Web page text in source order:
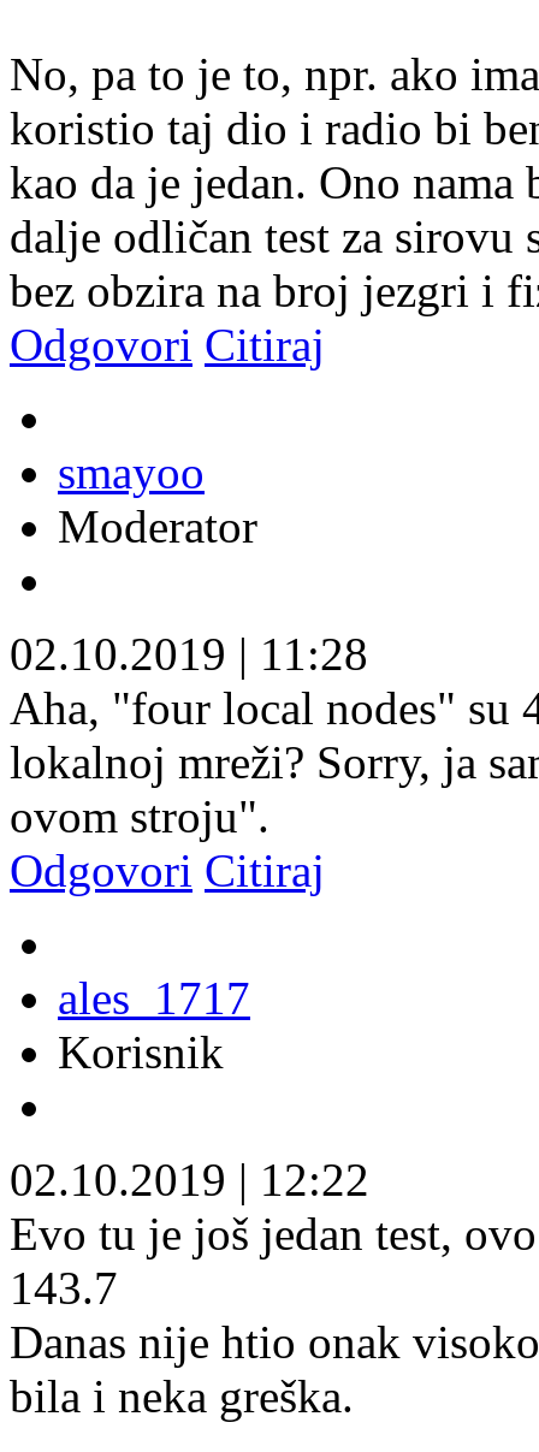
No, pa to je to, npr. ako
koristio taj dio i radio bi
kao da je jedan. Ono
dalje odličan test za sirovu
bez obzira na broj jezgri i
Odgovori Citiraj
smayoo
Moderator
02.10.2019 | 11:28
Aha, "four local nodes" su
lokalnoj mreži? Sorry, ja
ovom stroju".
Odgovori Citiraj
ales_1717
Korisnik
02.10.2019 | 12:22
Evo tu je još jedan test,
143.7
Danas nije htio onak
bila i neka greška.